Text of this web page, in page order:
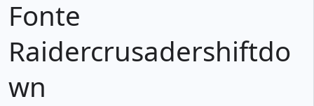
Fonte
Raidercrusadershiftdo
wn